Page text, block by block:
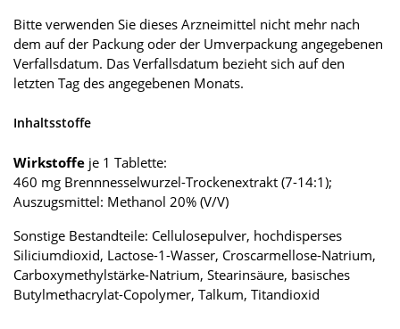
Bitte verwenden Sie dieses Arzneimittel nicht mehr nach
dem auf der Packung oder der Umverpackung angegebenen
Verfallsdatum. Das Verfallsdatum bezieht sich auf den
letzten Tag des angegebenen Monats.
Inhaltsstoffe
Wirkstoffe je 1 Tablette:
460 mg Brennnesselwurzel-Trockenextrakt (7-14:1);
Auszugsmittel: Methanol 20% (V/V)
Sonstige Bestandteile: Cellulosepulver, hochdisperses
Siliciumdioxid, Lactose-1-Wasser, Croscarmellose-Natrium,
Carboxymethylstärke-Natrium, Stearinsäure, basisches
Butylmethacrylat-Copolymer, Talkum, Titandioxid